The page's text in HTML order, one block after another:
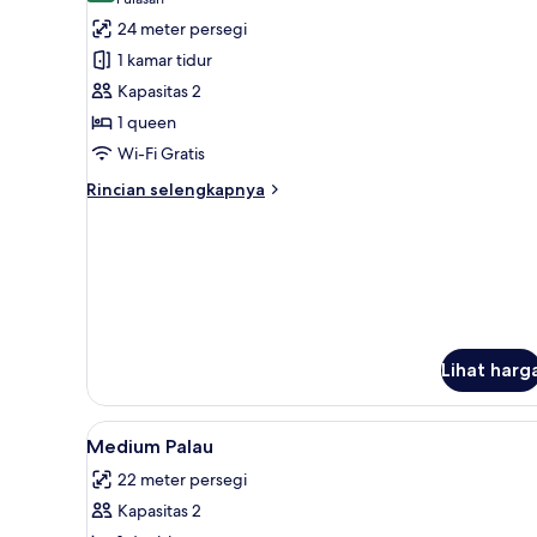
untuk
Medium
Palau
ulasan)
24 meter persegi
1 kamar tidur
Kapasitas 2
1 queen
Wi-Fi Gratis
Rincian selengkapnya
Rincian
Lihat
Lihat
semua
foto
untuk
Seprai katun Mesir, seprai
8
Medium Palau
22 meter persegi
Kapasitas 2